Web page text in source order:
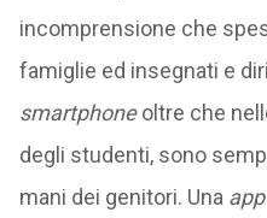
incomprensione che
famiglie ed insegnati e
smartphoneoltre che
degli studenti, sono
mani dei genitori. Una app